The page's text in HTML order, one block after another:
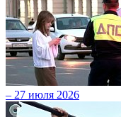
– 27 июля 2026